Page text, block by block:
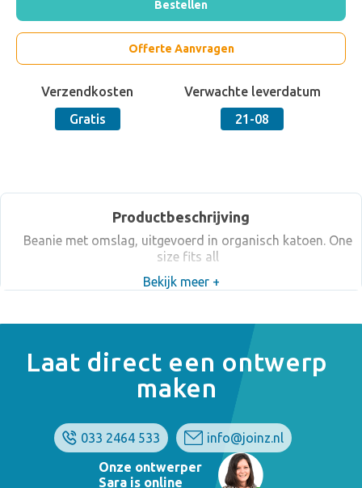
Bestellen
Offerte Aanvragen
Verzendkosten
Gratis
Verwachte leverdatum
21-08
Productbeschrijving
Beanie met omslag, uitgevoerd in organisch katoen. One
size fits all
Bekijk meer +
Laat direct een ontwerp
maken
033 2464 533
info@joinz.nl
Onze ontwerper
Sara is online